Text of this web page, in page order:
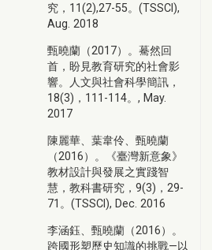
究，11(2),27-55。(TSSCI),
Aug. 2018
甄曉蘭（2017）。驀然回
首，盼見教育研究的社會影
響。人文與社會科學簡訊，
18(3)，111-114。, May.
2017
陳麗華、葉韋伶、甄曉蘭
（2016）。《臺灣新意象》
教材設計與發展之實踐智
慧，教科書研究，9(3)，29-
71。(TSSCI), Dec. 2016
李涵鈺、甄曉蘭（2016）。
跨國形塑歷史知識的挑戰—以